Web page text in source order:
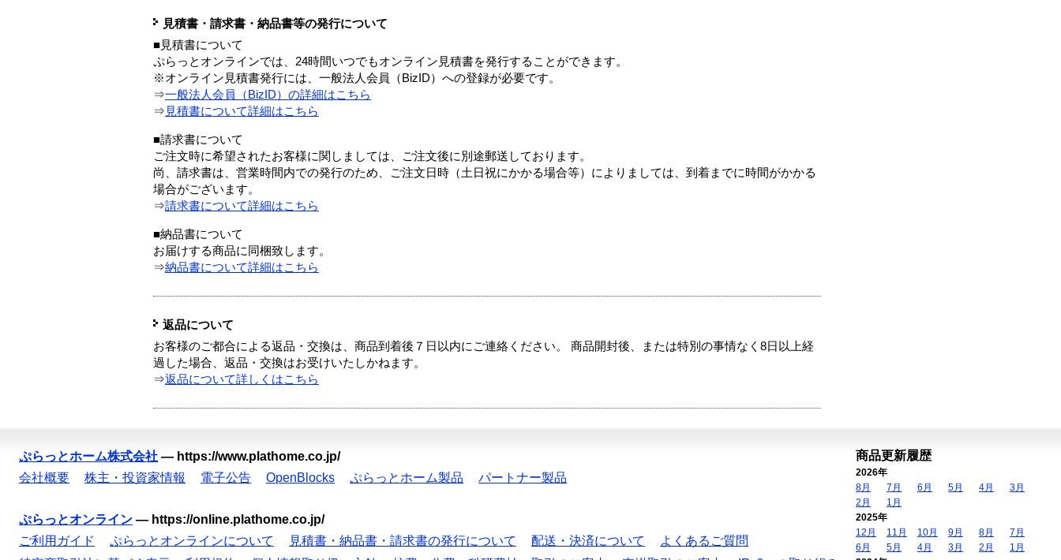
見積書・請求書・納品書等の発行について
■見積書について
ぷらっとオンラインでは、24時間いつでもオンライン見積書を発行することができます。
※オンライン見積書発行には、一般法人会員（BizID）への登録が必要です。
⇒一般法人会員（BizID）の詳細はこちら
⇒ 見積書について詳細はこちら
■請求書について
ご注文時に希望されたお客様に関しましては、ご注文後に別途郵送しております。
尚、請求書は、営業時間内での発行のため、ご注文日時（土日祝にかかる場合等）によりましては、到着までに時間がかかる
場合がございます。
⇒請求書について詳細はこちら
■納品書について
お届けする商品に同梱致します。
⇒納品書について詳細はこちら
返品について
お客様のご都合による返品・交換は、商品到着後７日以内にご連絡ください。 商品開封後、または特別の事情なく8日以上経
過した場合、返品・交換はお受けいたしかねます。
⇒返品について詳しくはこちら
ぷらっとホーム株式会社 — https://www.plathome.co.jp/
会社概要
株主・投資家情報 電子公告 OpenBlocks ぷらっとホーム製品 パートナー製品
ぷらっとオンライン — https://online.plathome.co.jp/
ご利用ガイド
ぷらっとオンラインについて 見積書・納品書・請求書の発行について 配送・決済について
よくあるご質問
商品更新履歴
2026年
8月
7月 6月 5月 4月
3月
2月
1月
2025年
12月
11月 10月 9月 8月
7月
6月
5月 4月 3月 2月
1月